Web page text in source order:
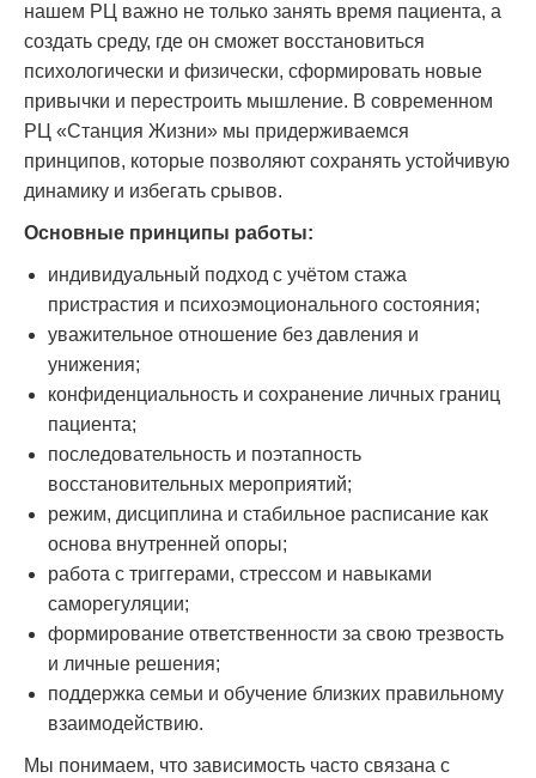
нашем РЦ важно не только занять время пациента, а
создать среду, где он сможет восстановиться
психологически и физически, сформировать новые
привычки и перестроить мышление. В современном
РЦ «Станция Жизни» мы придерживаемся
принципов, которые позволяют сохранять устойчивую
динамику и избегать срывов.
Основные принципы работы:
индивидуальный подход с учётом стажа
пристрастия и психоэмоционального состояния;
уважительное отношение без давления и
унижения;
конфиденциальность и сохранение личных границ
пациента;
последовательность и поэтапность
восстановительных мероприятий;
режим, дисциплина и стабильное расписание как
основа внутренней опоры;
работа с триггерами, стрессом и навыками
саморегуляции;
формирование ответственности за свою трезвость
и личные решения;
поддержка семьи и обучение близких правильному
взаимодействию.
Мы понимаем, что зависимость часто связана с